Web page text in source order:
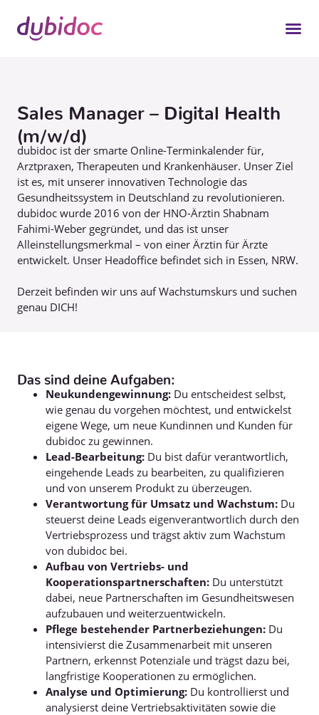
Sales Manager – Digital Health
(m/w/d)
dubidoc ist der smarte Online-Terminkalender für,
Arztpraxen, Therapeuten und Krankenhäuser. Unser Ziel
ist es, mit unserer innovativen Technologie das
Gesundheitssystem in Deutschland zu revolutionieren.
dubidoc wurde 2016 von der HNO-Ärztin Shabnam
Fahimi-Weber gegründet, und das ist unser
Alleinstellungsmerkmal – von einer Ärztin für Ärzte
entwickelt. Unser Headoffice befindet sich in Essen, NRW.
Derzeit befinden wir uns auf Wachstumskurs und suchen
genau DICH!
Das sind deine Aufgaben:
Neukundengewinnung: Du entscheidest selbst,
wie genau du vorgehen möchtest, und entwickelst
eigene Wege, um neue Kundinnen und Kunden für
dubidoc zu gewinnen.
Lead-Bearbeitung: Du bist dafür verantwortlich,
eingehende Leads zu bearbeiten, zu qualifizieren
und von unserem Produkt zu überzeugen.
Verantwortung für Umsatz und Wachstum: Du
steuerst deine Leads eigenverantwortlich durch den
Vertriebsprozess und trägst aktiv zum Wachstum
von dubidoc bei.
Aufbau von Vertriebs- und
Kooperationspartnerschaften: Du unterstützt
dabei, neue Partnerschaften im Gesundheitswesen
aufzubauen und weiterzuentwickeln.
Pflege bestehender Partnerbeziehungen: Du
intensivierst die Zusammenarbeit mit unseren
Partnern, erkennst Potenziale und trägst dazu bei,
langfristige Kooperationen zu ermöglichen.
Analyse und Optimierung: Du kontrollierst und
analysierst deine Vertriebsaktivitäten sowie die